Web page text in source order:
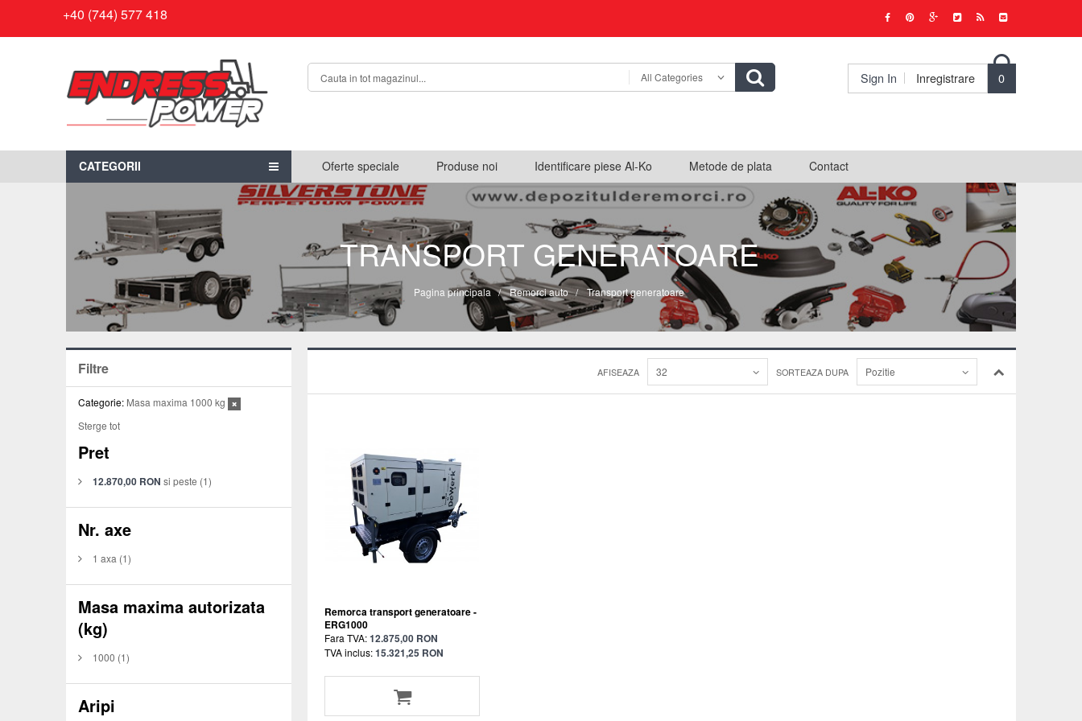
+40 (744) 577 418
All Categories

0
Sign In Inregistrare
Oferte speciale Produse noi Identificare piese Al-Ko Metode de plata Contact
CATEGORII
TRANSPORT GENERATOARE
Pagina principala / Remorci auto / Transport generatoare
SORTEAZA DUPA Pozitie
AFISEAZA 32
Remorca transport generatoare -
ERG1000
Fara TVA:12.875,00 RON
TVA inclus:15.321,25 RON
Filtre
Categorie: Masa maxima 1000 kg
Sterge tot
Pret
12.870,00 RON si peste (1)
Nr. axe
1 axa (1)
Masa maxima autorizata
(kg)
1000 (1)
Aripi